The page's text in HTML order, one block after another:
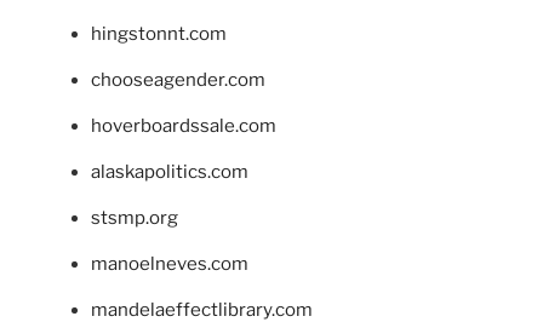
hingstonnt.com
chooseagender.com
hoverboardssale.com
alaskapolitics.com
stsmp.org
manoelneves.com
mandelaeffectlibrary.com